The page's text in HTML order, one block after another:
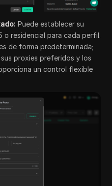
Puede establecer su
o residencial para cada perfil.
de forma predeterminada;
proxies preferidos y los
un control flexible